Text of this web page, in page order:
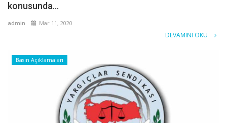
konusunda...
admin Mar 11, 2020
DEVAMINI OKU
Basın Açıklamaları